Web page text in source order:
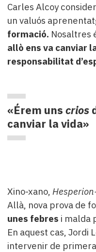
Carles Alcoy
un valuós
formació. Nosaltres
allò ens va canviar
responsabilitat
«Érem uns crios
canviar la vida»
Xino-xano,
Allà, nova prova de
unes febres i malda
En aquest cas, Jordi
intervenir de